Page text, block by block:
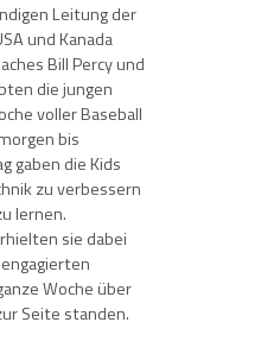
Leitung der
und Kanada
Bill Percy und
die jungen
voller Baseball
bis
gaben die Kids
zu verbessern
lernen.
sie dabei
Woche über
Seite standen.